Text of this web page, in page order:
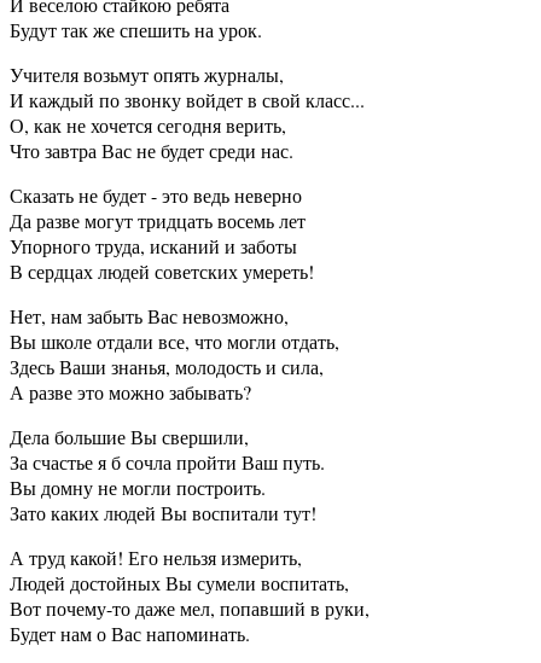
Будут так же спешить на урок.
Учителя возьмут опять журналы,
И каждый по звонку войдет в свой класс...
О, как не хочется сегодня верить,
Что завтра Вас не будет среди нас.
Сказать не будет - это ведь неверно
Да разве могут тридцать восемь лет
Упорного труда, исканий и заботы
В сердцах людей советских умереть!
Нет, нам забыть Вас невозможно,
Вы школе отдали все, что могли отдать,
Здесь Ваши знанья, молодость и сила,
А разве это можно забывать?
Дела большие Вы свершили,
За счастье я б сочла пройти Ваш путь.
Вы домну не могли построить.
Зато каких людей Вы воспитали тут!
А труд какой! Его нельзя измерить,
Людей достойных Вы сумели воспитать,
Вот почему-то даже мел, попавший в руки,
Будет нам о Вас напоминать.